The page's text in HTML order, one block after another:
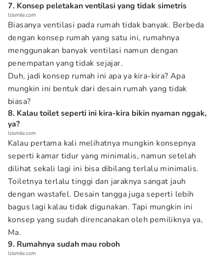
7. Konsep peletakan ventilasi yang tidak simetris
Izismile.com
Biasanya ventilasi pada rumah tidak banyak. Berbeda
dengan konsep rumah yang satu ini, rumahnya
menggunakan banyak ventilasi namun dengan
penempatan yang tidak sejajar.
Duh, jadi konsep rumah ini apa ya kira-kira? Apa
mungkin ini bentuk dari desain rumah yang tidak
biasa?
8. Kalau toilet seperti ini kira-kira bikin nyaman nggak,
ya?
Izismile.com
Kalau pertama kali melihatnya mungkin konsepnya
seperti kamar tidur yang minimalis, namun setelah
dilihat sekali lagi ini bisa dibilang terlalu minimalis.
Toiletnya terlalu tinggi dan jaraknya sangat jauh
dengan wastafel. Desain tangga juga seperti lebih
bagus lagi kalau tidak digunakan. Tapi mungkin ini
konsep yang sudah direncanakan oleh pemiliknya ya,
Ma.
9. Rumahnya sudah mau roboh
Izismile.com